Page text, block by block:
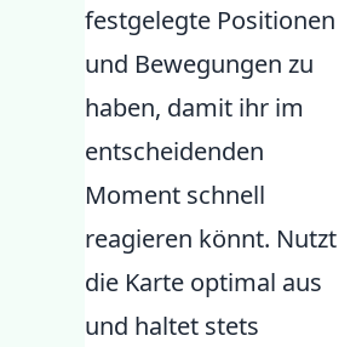
festgelegte Positionen
und Bewegungen zu
haben, damit ihr im
entscheidenden
Moment schnell
reagieren könnt. Nutzt
die Karte optimal aus
und haltet stets